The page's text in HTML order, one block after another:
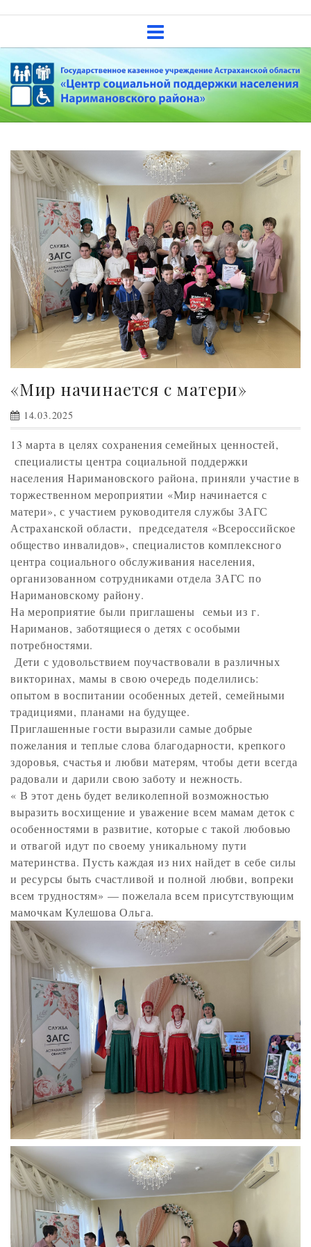
Государственное казенное
учреждение Астраханской
области «Центр социальной
поддержки населения
Наримановского района»
«Мир начинается с матери»
14.03.2025
13 марта в целях сохранения семейных ценностей,
специалисты центра социальной поддержки
населения Наримановского района, приняли участие в
торжественном мероприятии «Мир начинается с
матери», с участием руководителя службы ЗАГС
Астраханской области, председателя «Всероссийское
общество инвалидов», специалистов комплексного
центра социального обслуживания населения,
организованном сотрудниками отдела ЗАГС по
Наримановскому району.
На мероприятие были приглашены семьи из г.
Нариманов, заботящиеся о детях с особыми
потребностями.
Дети с удовольствием поучаствовали в различных
викторинах, мамы в свою очередь поделились:
опытом в воспитании особенных детей, семейными
традициями, планами на будущее.
Приглашенные гости выразили самые добрые
пожелания и теплые слова благодарности, крепкого
здоровья, счастья и любви матерям, чтобы дети всегда
радовали и дарили свою заботу и нежность.
« В этот день будет великолепной возможностью
выразить восхищение и уважение всем мамам деток с
особенностями в развитие, которые с такой любовью
и отвагой идут по своему уникальному пути
материнства. Пусть каждая из них найдет в себе силы
и ресурсы быть счастливой и полной любви, вопреки
всем трудностям» — пожелала всем присутствующим
мамочкам Кулешова Ольга.